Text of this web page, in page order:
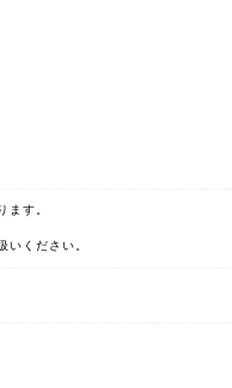
ます。
いください。